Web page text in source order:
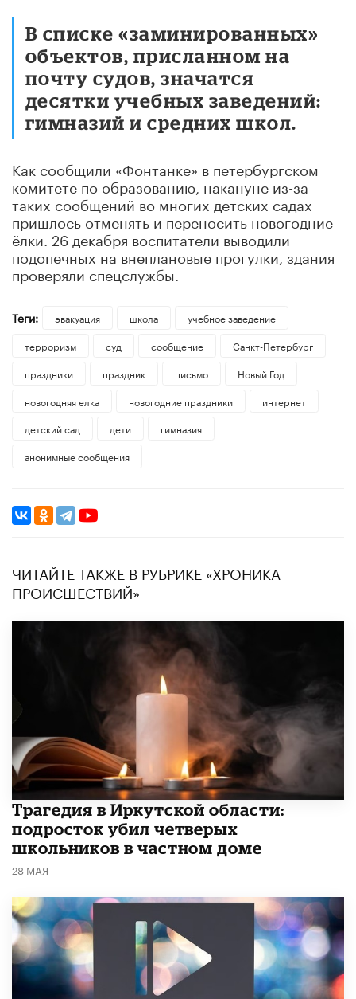
В списке «заминированных»
объектов, присланном на
почту судов, значатся
десятки учебных заведений:
гимназий и средних школ.
Как сообщили «Фонтанке» в петербургском
комитете по образованию, накануне из-за
таких сообщений во многих детских садах
пришлось отменять и переносить новогодние
ёлки. 26 декабря воспитатели выводили
подопечных на внеплановые прогулки, здания
проверяли спецслужбы.
Теги: эвакуация школа
учебное заведение
терроризм
суд сообщение
Санкт-Петербург
праздники
праздник письмо
Новый Год
новогодняя елка
новогодние праздники
интернет
детский сад
дети
гимназия
анонимные сообщения
ЧИТАЙТЕ ТАКЖЕ В РУБРИКЕ «ХРОНИКА
ПРОИСШЕСТВИЙ»
Трагедия в Иркутской области:
подросток убил четверых
школьников в частном доме
28 МАЯ